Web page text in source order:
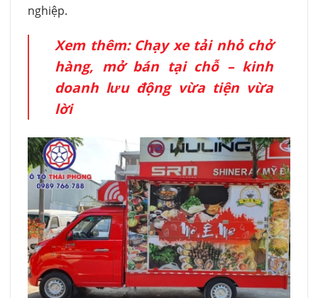
nghiệp.
Xem thêm: Chạy xe tải nhỏ chở
hàng, mở bán tại chỗ – kinh
doanh lưu động vừa tiện vừa
lời